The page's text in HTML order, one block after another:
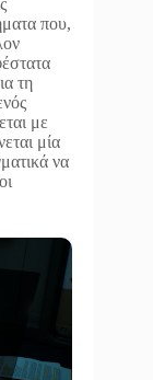
που,
τη
με
μία
να